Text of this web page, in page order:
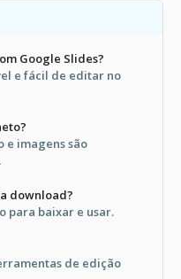
Google Slides?
e fácil de editar no
e imagens são
download?
para baixar e usar.
de edição